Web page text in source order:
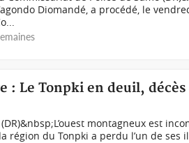
Diomandé, a procédé, le
: Le Tonpki en deuil,
montagneux est
région du Tonpki a perdu l’un de ses